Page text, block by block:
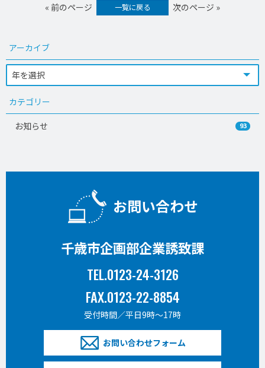
« 前のページ 一覧に戻る 次のページ »
アーカイブ
カテゴリー
お知らせ 93
お問い合わせ
千歳市企画部企業誘致課
TEL.0123-24-3126
FAX.0123-22-8854
受付時間／平日9時〜17時
お問い合わせフォーム